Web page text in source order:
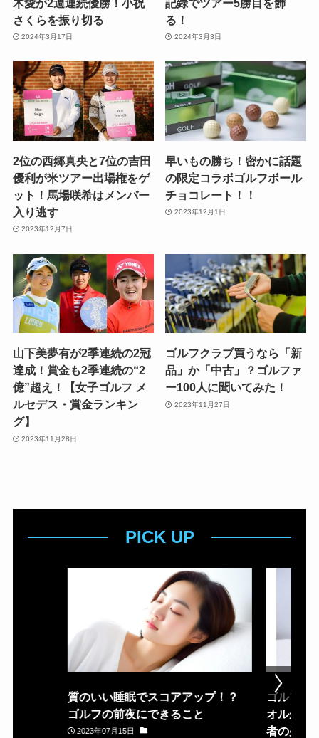
木愛が2週連続優勝！小祝
さくらを振り切る
2024年3月17日
記録でツアー5勝目を飾
る！
2024年3月3日
2位の西郷真央と7位の吉田
優利が米ツアー出場権をゲ
ット！馬場咲希はメンバー
入り逃す
2023年12月7日
早いもの勝ち！密かに話題
の限定コラボゴルフボール
チョコレート！！
2023年12月1日
山下美夢有が2季連続の2冠
達成！賞金も2季連続の“2
億”超え！【女子ゴルフ メ
ルセデス・賞金ランキン
グ】
2023年11月28日
ゴルフクラブ買うなら「新
品」か「中古」？ゴルファ
ー100人に聞いてみた！
2023年11月27日
PICK UP
質のいい睡眠でスコアアップ！？
ゴルフの前夜にできること
2023年07月15日
ゴルフ場
オルが置
者の疑問